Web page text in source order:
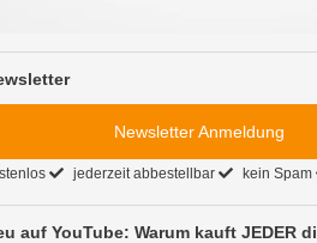
Newsletter Anmeldung
jederzeit abbestellbar kein Spam
auf YouTube: Warum kauft JEDER